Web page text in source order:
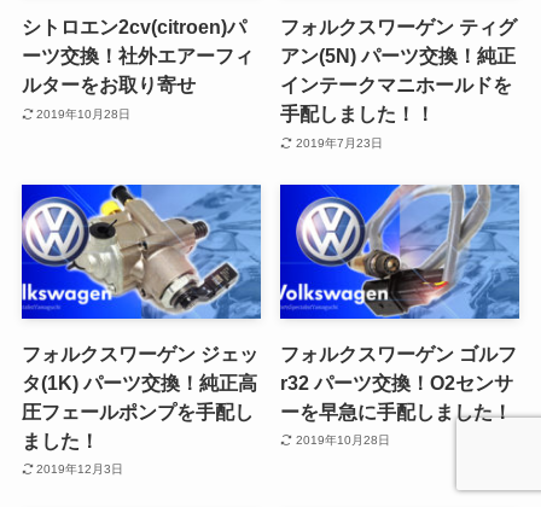
シトロエン2cv(citroen)パ
ーツ交換！社外エアーフィ
ルターをお取り寄せ
2019年10月28日
フォルクスワーゲン ティグ
アン(5N) パーツ交換！純正
インテークマニホールドを
手配しました！！
2019年7月23日
フォルクスワーゲン ジェッ
タ(1K) パーツ交換！純正高
圧フェールポンプを手配し
ました！
2019年12月3日
フォルクスワーゲン ゴルフ
r32 パーツ交換！O2センサ
ーを早急に手配しました！
2019年10月28日